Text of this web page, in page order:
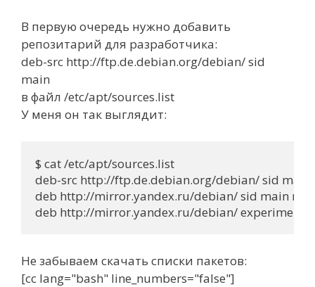
В первую очередь нужно добавить
репозитарий для разработчика:
deb-src http://ftp.de.debian.org/debian/ sid
main
в файл /etc/apt/sources.list
У меня он так выглядит:
$ cat /etc/apt/sources.list
deb-src http://ftp.de.debian.org/debian/ sid main
deb http://mirror.yandex.ru/debian/ sid main
Не забываем скачать списки пакетов:
[cc lang="bash" line_numbers="false"]